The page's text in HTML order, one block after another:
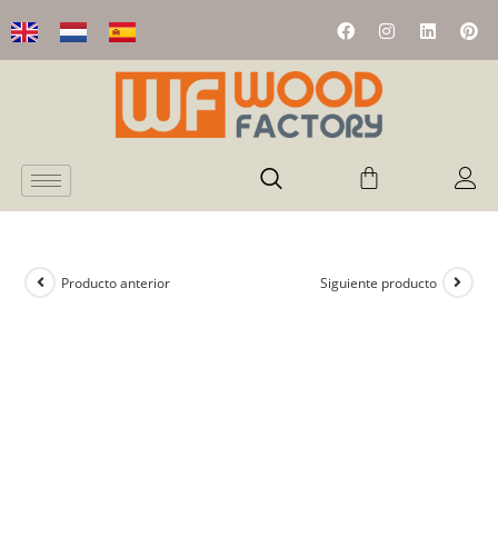
Producto anterior Siguiente producto